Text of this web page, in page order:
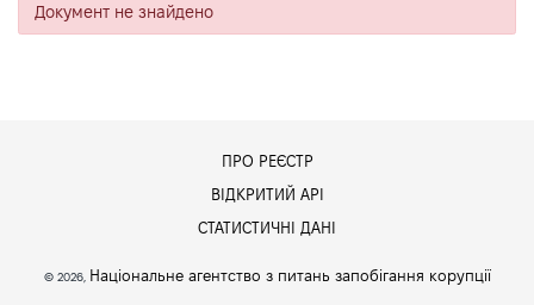
Документ не знайдено
ПРО РЕЄСТР
ВІДКРИТИЙ АРІ
СТАТИСТИЧНІ ДАНІ
© 2026, Національне агентство з питань запобігання корупції